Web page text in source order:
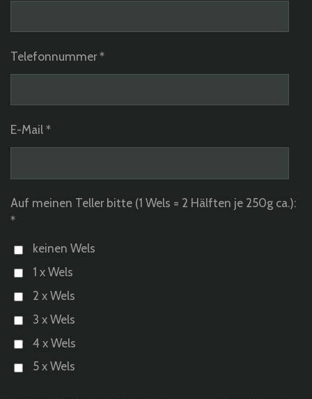
Telefonnummer *
E-Mail *
Auf meinen Teller bitte (1 Wels = 2 Hälften je 250g ca.):
*
keinen Wels
1 x Wels
2 x Wels
3 x Wels
4 x Wels
5 x Wels